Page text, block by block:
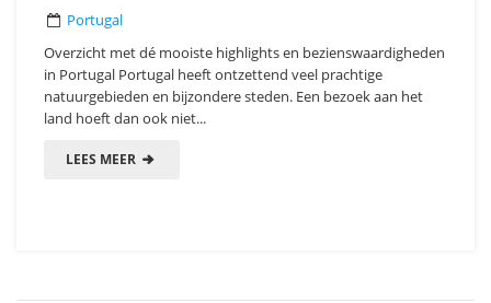
Portugal
Overzicht met dé mooiste highlights en bezienswaardigheden
in Portugal Portugal heeft ontzettend veel prachtige
natuurgebieden en bijzondere steden. Een bezoek aan het
land hoeft dan ook niet...
LEES MEER